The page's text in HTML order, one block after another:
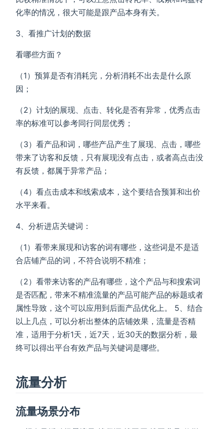
化率的情况，很大可能是跟产品本身有关。
3、看推广计划的数据
看哪些方面？
（1）预算是否有消耗完，分析消耗不出去是什么原
因；
（2）计划的展现、点击、转化是否有异常，优秀点击
率的标准可以参考同行同层优秀；
（3）看产品和词，哪些产品产生了展现、点击，哪些
带来了访客和反馈，只有展现没有点击，或者高点击没
有反馈，都属于异常产品；
（4）看点击成本和线索成本，这个要结合预算和出价
水平来看。
4、分析进店关键词：
（1）看带来展现和访客的词有哪些，这些词是不是适
合店铺产品的词，不符合说明不精准；
（2）看带来访客的产品有哪些，这个产品与和搜索词
是否匹配，带来不精准流量的产品可能产品的标题或者
属性导致，这个可以应用到后面产品优化上。 5、结合
以上几点，可以分析出整体的店铺效果，流量是否精
准，适用于分析1天，近7天，近30天的数据分析，最
终可以得出平台有效产品与关键词是哪些。
流量分析
流量场景分布